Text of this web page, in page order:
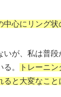
中心にリング状
いが、私は普
。
トレーニ
ると大変なこと